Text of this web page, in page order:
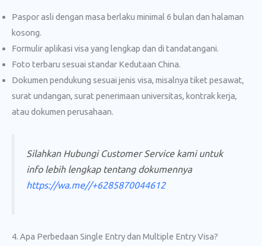
Paspor asli dengan masa berlaku minimal 6 bulan dan halaman
kosong.
Formulir aplikasi visa yang lengkap dan di tandatangani.
Foto terbaru sesuai standar Kedutaan China.
Dokumen pendukung sesuai jenis visa, misalnya tiket pesawat,
surat undangan, surat penerimaan universitas, kontrak kerja,
atau dokumen perusahaan.
Silahkan Hubungi Customer Service kami untuk
info lebih lengkap tentang dokumennya
https://wa.me//+6285870044612
4. Apa Perbedaan Single Entry dan Multiple Entry Visa?